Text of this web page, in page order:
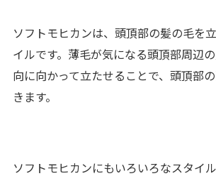
ソフトモヒカンは、頭頂部の髪の毛を
イルです。薄毛が気になる頭頂部周辺
向に向かって立たせることで、頭頂部
きます。
ソフトモヒカンにもいろいろなスタイ